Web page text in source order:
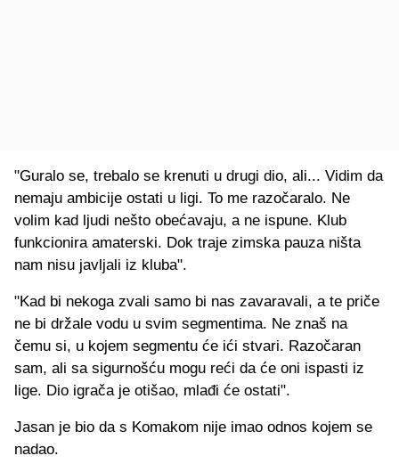
"Guralo se, trebalo se krenuti u drugi dio, ali... Vidim da
nemaju ambicije ostati u ligi. To me razočaralo. Ne
volim kad ljudi nešto obećavaju, a ne ispune. Klub
funkcionira amaterski. Dok traje zimska pauza ništa
nam nisu javljali iz kluba".
"Kad bi nekoga zvali samo bi nas zavaravali, a te priče
ne bi držale vodu u svim segmentima. Ne znaš na
čemu si, u kojem segmentu će ići stvari. Razočaran
sam, ali sa sigurnošću mogu reći da će oni ispasti iz
lige. Dio igrača je otišao, mlađi će ostati".
Jasan je bio da s Komakom nije imao odnos kojem se
nadao.